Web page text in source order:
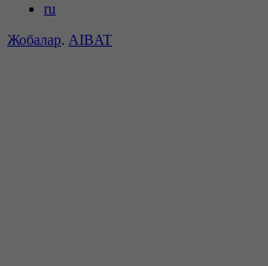
ru
Жобалар. AIBAT